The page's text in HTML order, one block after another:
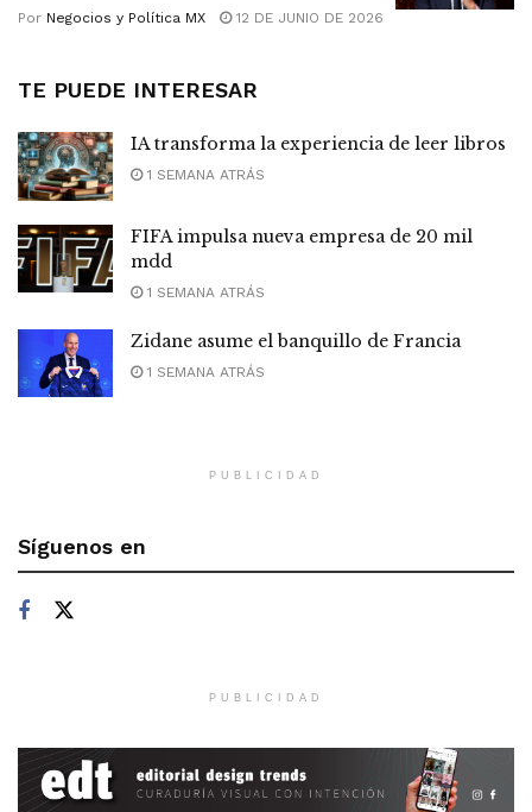
Por Negocios y Política MX 12 DE JUNIO DE 2026
TE PUEDE INTERESAR
IA transforma la experiencia de leer libros
1 SEMANA ATRÁS
FIFA impulsa nueva empresa de 20 mil
mdd
1 SEMANA ATRÁS
Zidane asume el banquillo de Francia
1 SEMANA ATRÁS
PUBLICIDAD
Síguenos en
PUBLICIDAD